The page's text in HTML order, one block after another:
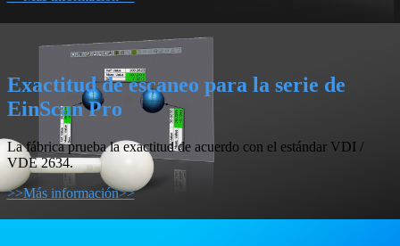
Exactitud de escaneo para la serie de
EinScan Pro
La fábrica prueba la exactitud de acuerdo con el estándar VDI /
VDE 2634.
>>Más información>>